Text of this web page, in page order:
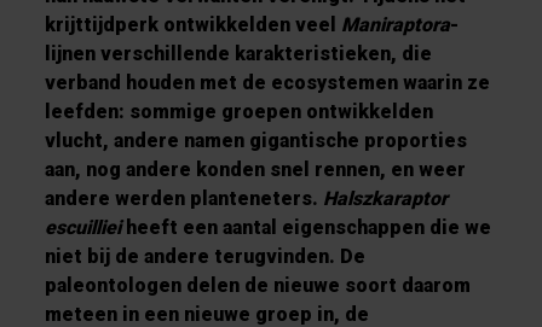
krijttijdperk ontwikkelden veel Maniraptora-
lijnen verschillende karakteristieken, die
verband houden met de ecosystemen waarin ze
leefden: sommige groepen ontwikkelden
vlucht, andere namen gigantische proporties
aan, nog andere konden snel rennen, en weer
andere werden planteneters. Halszkaraptor
escuilliei heeft een aantal eigenschappen die we
niet bij de andere terugvinden. De
paleontologen delen de nieuwe soort daarom
meteen in een nieuwe groep in, de